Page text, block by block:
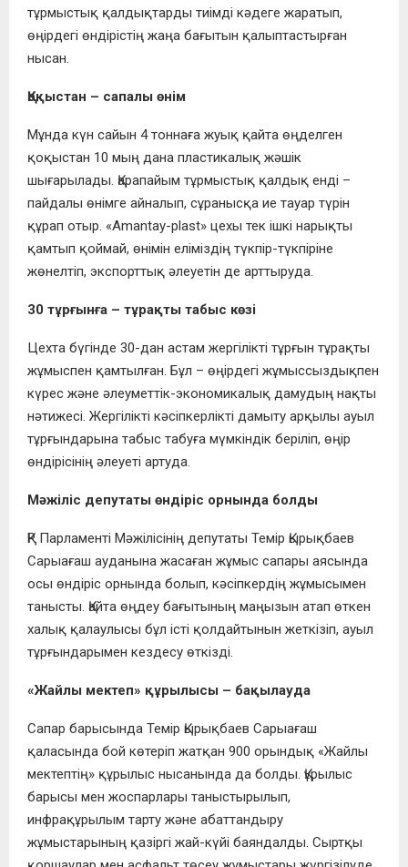
тұрмыстық қалдықтарды тиімді кәдеге жаратып,
өңірдегі өндірістің жаңа бағытын қалыптастырған
нысан.
Қоқыстан – сапалы өнім
Мұнда күн сайын 4 тоннаға жуық қайта өңделген
қоқыстан 10 мың дана пластикалық жәшік
шығарылады. Қарапайым тұрмыстық қалдық енді –
пайдалы өнімге айналып, сұранысқа ие тауар түрін
құрап отыр. «Amantay-plast» цехы тек ішкі нарықты
қамтып қоймай, өнімін еліміздің түкпір-түкпіріне
жөнелтіп, экспорттық әлеуетін де арттыруда.
30 тұрғынға – тұрақты табыс көзі
Цехта бүгінде 30-дан астам жергілікті тұрғын тұрақты
жұмыспен қамтылған. Бұл – өңірдегі жұмыссыздықпен
күрес және әлеуметтік-экономикалық дамудың нақты
нәтижесі. Жергілікті кәсіпкерлікті дамыту арқылы ауыл
тұрғындарына табыс табуға мүмкіндік беріліп, өңір
өндірісінің әлеуеті артуда.
Мәжіліс депутаты өндіріс орнында болды
ҚР Парламенті Мәжілісінің депутаты Темір Қырықбаев
Сарыағаш ауданына жасаған жұмыс сапары аясында
осы өндіріс орнында болып, кәсіпкердің жұмысымен
танысты. Қайта өңдеу бағытының маңызын атап өткен
халық қалаулысы бұл істі қолдайтынын жеткізіп, ауыл
тұрғындарымен кездесу өткізді.
«Жайлы мектеп» құрылысы – бақылауда
Сапар барысында Темір Қырықбаев Сарыағаш
қаласында бой көтеріп жатқан 900 орындық «Жайлы
мектептің» құрылыс нысанында да болды. Құрылыс
барысы мен жоспарлары таныстырылып,
инфрақұрылым тарту және абаттандыру
жұмыстарының қазіргі жай-күйі баяндалды. Сыртқы